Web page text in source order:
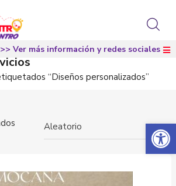
Abrir
“Diseños personalizados”
>> Ver más información y redes sociales
×
Aleatorio